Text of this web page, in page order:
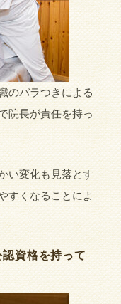
のバラつきによる
院長が責任を持っ
い変化も見落とす
すくなることによ
資格を持って